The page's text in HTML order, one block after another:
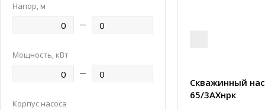
Напор, м
Мощность, кВт
Корпус насоса
Скважинный
65/3АХнрк